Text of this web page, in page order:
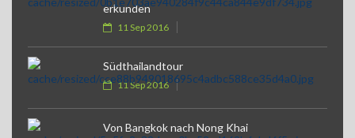
erkunden
11 Sep 2016
Südthailandtour
11 Sep 2016
Von Bangkok nach Nong Khai